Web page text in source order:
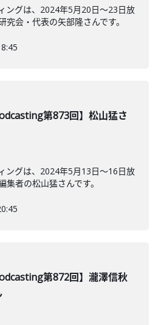
ングは、2024年5月20日〜23日放
会・代表の矢部隆さんです。
第873回】松山猛さ
ングは、2024年5月13日〜16日放
者の松山猛さんです。
第872回】瀧澤信秋